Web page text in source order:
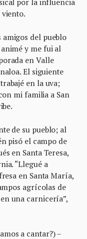
viento.
amigos del pueblo
y me fui al
en Valle
El siguiente
en la uva;
mi familia a San
de su pueblo; al
pisó el campo de
en Santa Teresa,
“Llegué a
en Santa María,
agrícolas de
una carnicería”,
a cantar?) –